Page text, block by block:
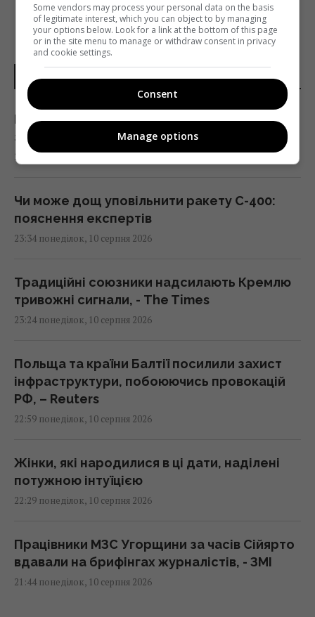
НОВИНИ УКРАЇНИ І СВІТУ
НБУ пом’якшив валютні обмеження: які
зміни ввели вже з 11 серпня
23:39 понеділок, 10 серпня 2026
Чи може дощ уповільнити ракету С-400:
пояснення експертів
23:34 понеділок, 10 серпня 2026
Традиційні союзники надсилають Кремлю
тривожні сигнали, - The Times
23:24 понеділок, 10 серпня 2026
Польща та країни Балтії посилили захист
інфраструктури, побоюючись провокацій
РФ, – Reuters
22:59 понеділок, 10 серпня 2026
Жінки, які народилися в ці дати, наділені
потужною інтуїцією
22:29 понеділок, 10 серпня 2026
Працівники МЗС Угорщини за часів Сійярто
вдавали на брифінгах журналістів, - ЗМІ
21:44 понеділок, 10 серпня 2026
Some vendors may process your personal data on the basis
of legitimate interest, which you can object to by managing
your options below. Look for a link at the bottom of this page
or in the site menu to manage or withdraw consent in privacy
and cookie settings.
Consent
Manage options